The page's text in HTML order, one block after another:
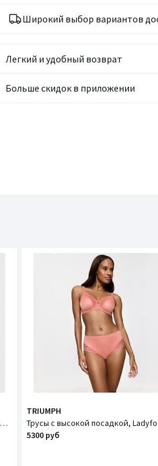
Широкий выбор вариантов
Легкий и удобный возврат
Больше скидок в приложении
Бюстгальтер-минимайзер Ladyform Soft / Ледиформ Софт
TRIUMPH
5300 руб